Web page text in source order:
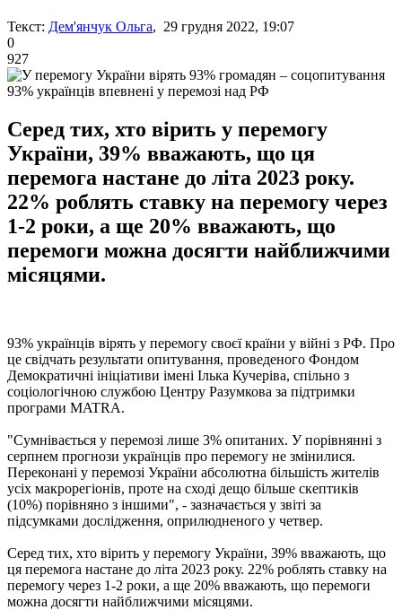
Текст: Дем'янчук Ольга, 29 грудня 2022, 19:07
0
927
93% українців впевнені у перемозі над РФ
Серед тих, хто вірить у перемогу
України, 39% вважають, що ця
перемога настане до літа 2023 року.
22% роблять ставку на перемогу через
1-2 роки, а ще 20% вважають, що
перемоги можна досягти найближчими
місяцями.
93% українців вірять у перемогу своєї країни у війні з РФ. Про
це свідчать результати опитування, проведеного Фондом
Демократичні ініціативи імені Ілька Кучеріва, спільно з
соціологічною службою Центру Разумкова за підтримки
програми MATRA.
"Сумнівається у перемозі лише 3% опитаних. У порівнянні з
серпнем прогнози українців про перемогу не змінилися.
Переконані у перемозі України абсолютна більшість жителів
усіх макрорегіонів, проте на сході дещо більше скептиків
(10%) порівняно з іншими", - зазначається у звіті за
підсумками дослідження, оприлюдненого у четвер.
Серед тих, хто вірить у перемогу України, 39% вважають, що
ця перемога настане до літа 2023 року. 22% роблять ставку на
перемогу через 1-2 роки, а ще 20% вважають, що перемоги
можна досягти найближчими місяцями.